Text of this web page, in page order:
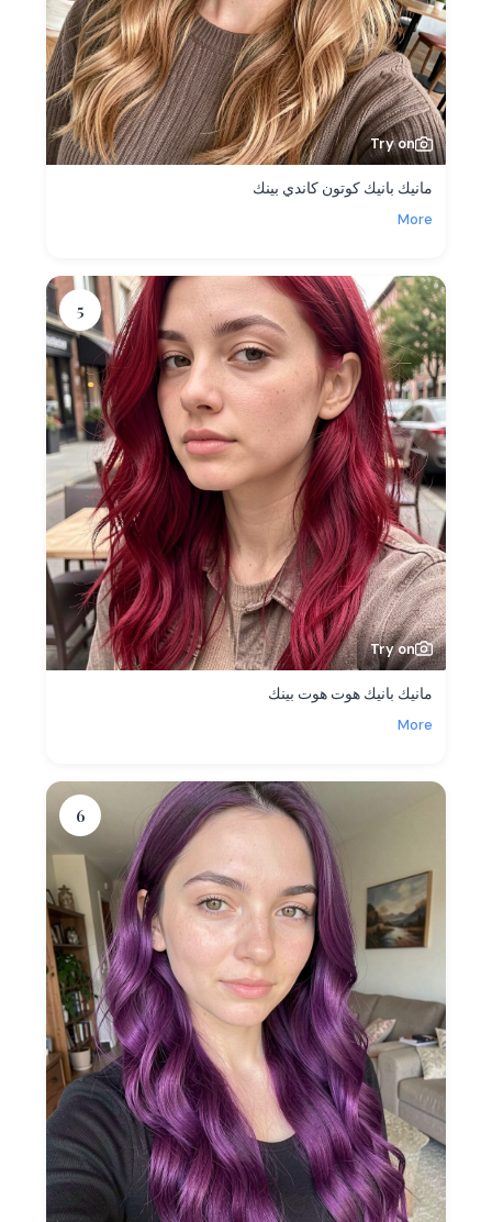
Try on
مانيك بانيك كوتون كاندي بينك
More
5
Try on
مانيك بانيك هوت هوت بينك
More
6